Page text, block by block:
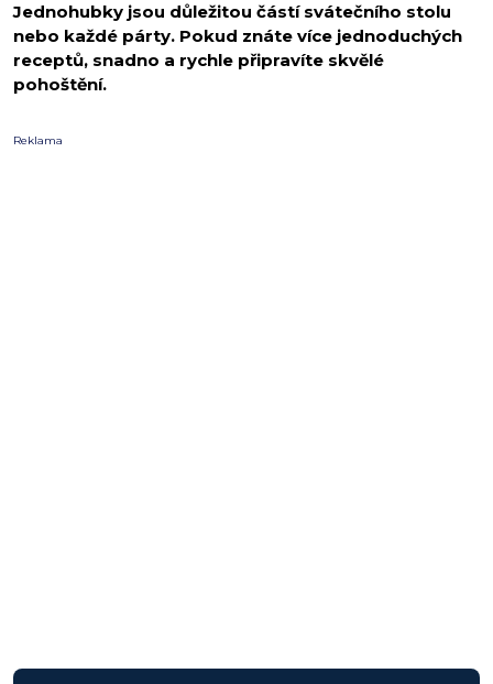
Jednohubky jsou důležitou částí svátečního stolu
nebo každé párty. Pokud znáte více jednoduchých
receptů, snadno a rychle připravíte skvělé
pohoštění.
Reklama